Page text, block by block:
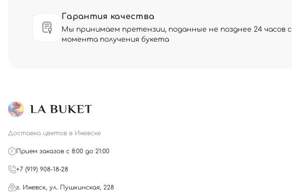
Гарантия качества
Мы принимаем претензии, поданные не позднее 24 часов с
момента получения букета
Доставка цветов в Ижевске
Прием заказов с 8:00 до 21:00
+7 (919) 908-18-28
г. Ижевск, ул. Пушкинская, 228